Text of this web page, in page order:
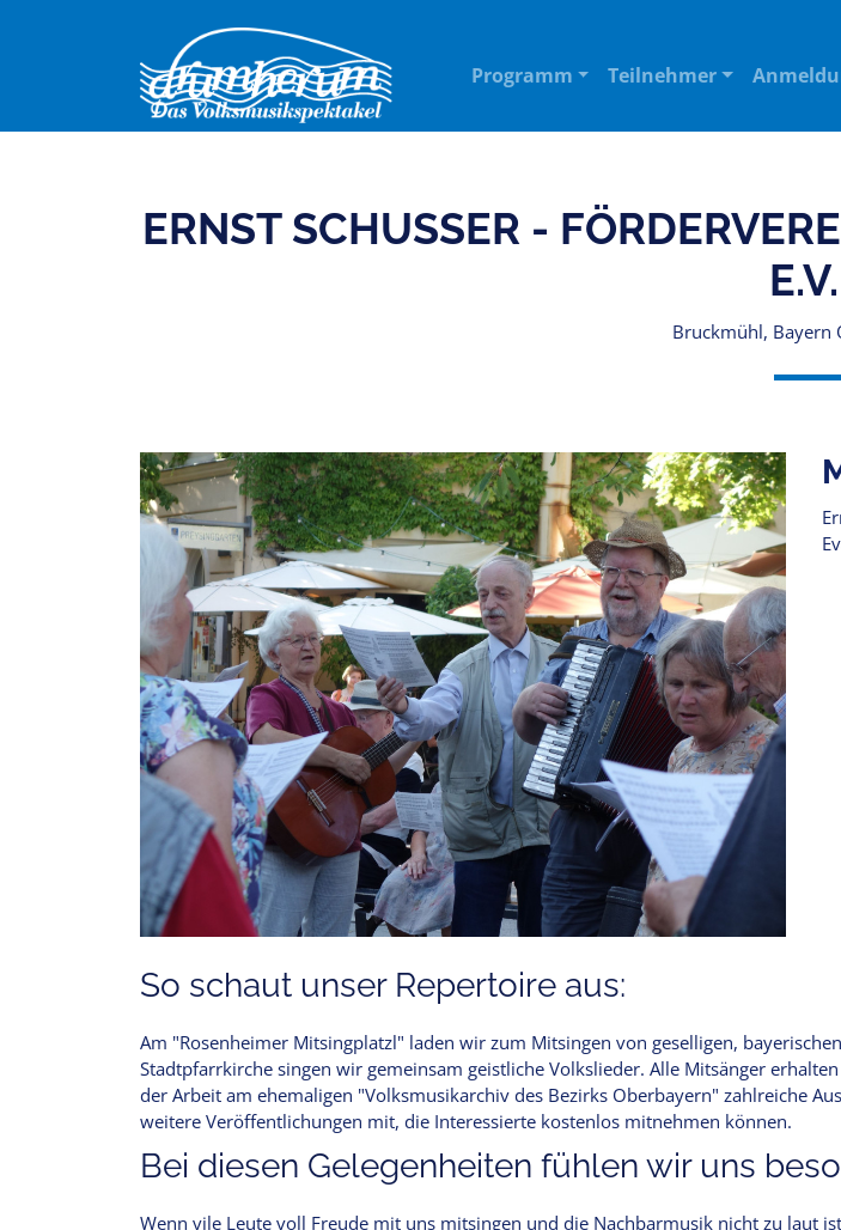
Programm Teilnehmer
ERNST SCHUSSER -
E.V.
Bruckmühl, Bayern
So schaut unser Repertoire aus:
Am "Rosenheimer Mitsingplatzl" laden wir zum Mitsingen von geselligen,
Stadtpfarrkirche singen wir gemeinsam geistliche Volkslieder. Alle Mitsänger
der Arbeit am ehemaligen "Volksmusikarchiv des Bezirks Oberbayern" zahlreiche
weitere Veröffentlichungen mit, die Interessierte kostenlos mitnehmen können.
Bei diesen Gelegenheiten fühlen wir uns
Wenn vile Leute voll Freude mit uns mitsingen und die Nachbarmusik nicht zu laut